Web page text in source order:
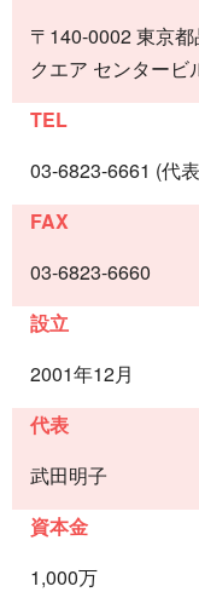
〒140-0002 東京
クエア センタービ
TEL
03-6823-6661 (代
FAX
03-6823-6660
設立
2001年12月
代表
武田明子
資本金
1,000万